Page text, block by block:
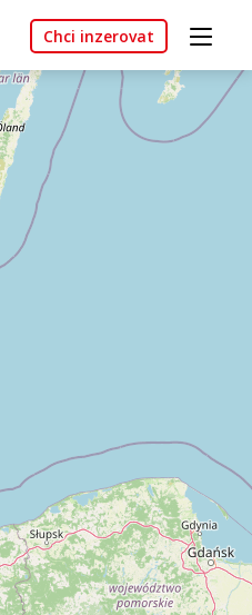
Chci inzerovat